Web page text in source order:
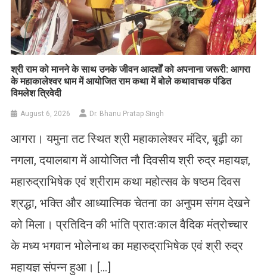
​श्री राम को मानने के साथ उनके जीवन आदर्शों को अपनाना जरूरी: आगरा
के महाकालेश्वर धाम में आयोजित राम कथा में बोले कथावाचक पंडित
विमलेश त्रिवेदी
August 6, 2026 Dr. Bhanu Pratap Singh
आगरा। यमुना तट स्थित श्री महाकालेश्वर मंदिर, बूढ़ी का
नगला, दयालबाग में आयोजित नौ दिवसीय श्री रुद्र महायज्ञ,
महारुद्राभिषेक एवं श्रीराम कथा महोत्सव के षष्ठम दिवस
श्रद्धा, भक्ति और आध्यात्मिक चेतना का अनुपम संगम देखने
को मिला। प्रतिदिन की भांति प्रातःकाल वैदिक मंत्रोच्चार
के मध्य भगवान भोलेनाथ का महारुद्राभिषेक एवं श्री रुद्र
महायज्ञ संपन्न हुआ। […]